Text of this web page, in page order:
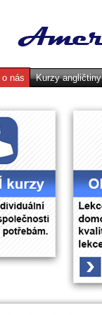
o nás
Kurzy